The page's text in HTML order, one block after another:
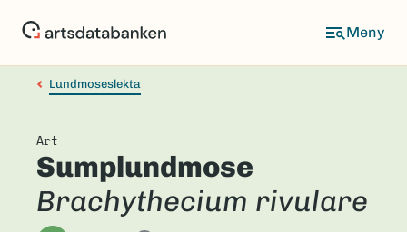
Lundmoseslekta
Art
Sumplundmose
Brachythecium rivulare